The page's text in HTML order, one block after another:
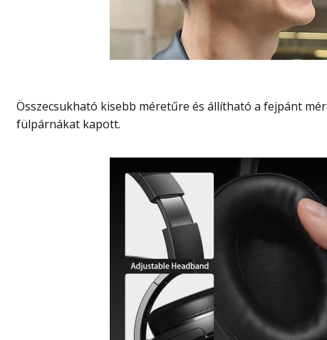
Összecsukható kisebb méretűre és állítható a fejpánt mérete, valamint kényelmes
fülpárnákat kapott.